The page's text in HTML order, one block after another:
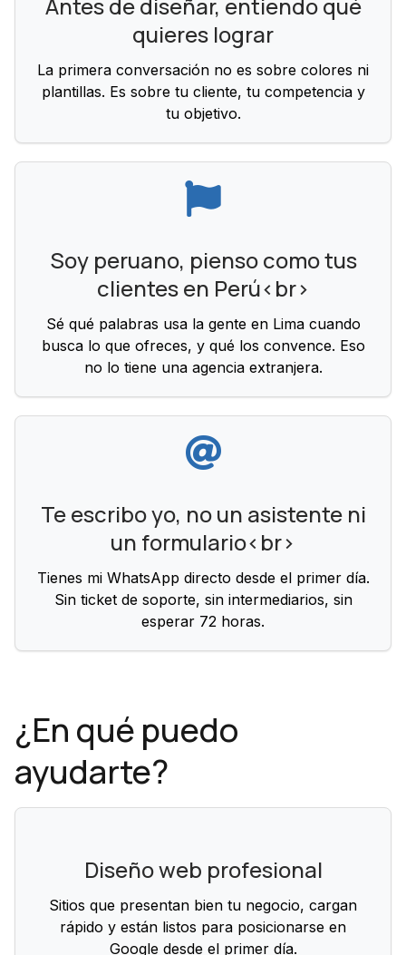
quieres lograr
La primera conversación no es sobre colores ni
plantillas. Es sobre tu cliente, tu competencia y
tu objetivo.
Soy peruano, pienso como tus
clientes en Perú<br>
Sé qué palabras usa la gente en Lima cuando
busca lo que ofreces, y qué los convence. Eso
no lo tiene una agencia extranjera.
Te escribo yo, no un asistente ni
un formulario<br>
Tienes mi WhatsApp directo desde el primer día.
Sin ticket de soporte, sin intermediarios, sin
esperar 72 horas.
¿En qué puedo
ayudarte?
Diseño web profesional
Sitios que presentan bien tu negocio, cargan
rápido y están listos para posicionarse en
Google desde el primer día.